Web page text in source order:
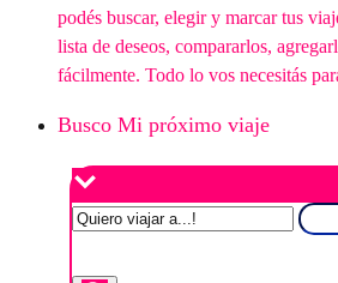
podés buscar, elegir y marcar tus
lista de deseos, compararlos,
fácilmente. Todo lo vos necesitás
Busco Mi próximo viaje